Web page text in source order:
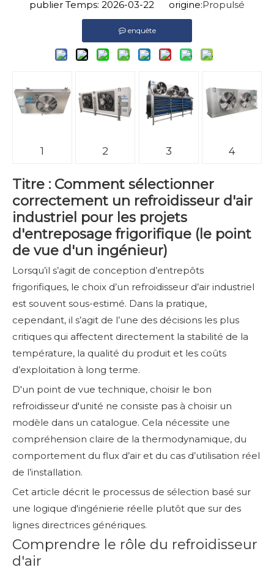
publier Temps: 2026-03-22 origine:Propulsé
enquête
1 2 3 4
Titre : Comment sélectionner
correctement un refroidisseur d'air
industriel pour les projets
d'entreposage frigorifique (le point
de vue d'un ingénieur)
Lorsqu’il s’agit de conception d’entrepôts
frigorifiques, le choix d’un refroidisseur d’air industriel
est souvent sous-estimé. Dans la pratique,
cependant, il s’agit de l’une des décisions les plus
critiques qui affectent directement la stabilité de la
température, la qualité du produit et les coûts
d’exploitation à long terme.
D'un point de vue technique, choisir le bon
refroidisseur d'unité ne consiste pas à choisir un
modèle dans un catalogue. Cela nécessite une
compréhension claire de la thermodynamique, du
comportement du flux d’air et du cas d’utilisation réel
de l’installation.
Cet article décrit le processus de sélection basé sur
une logique d'ingénierie réelle plutôt que sur des
lignes directrices génériques.
Comprendre le rôle du refroidisseur
d'air